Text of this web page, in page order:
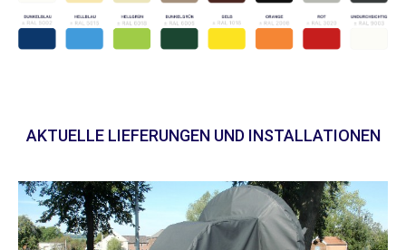
AKTUELLE LIEFERUNGEN UND INSTALLATIONEN